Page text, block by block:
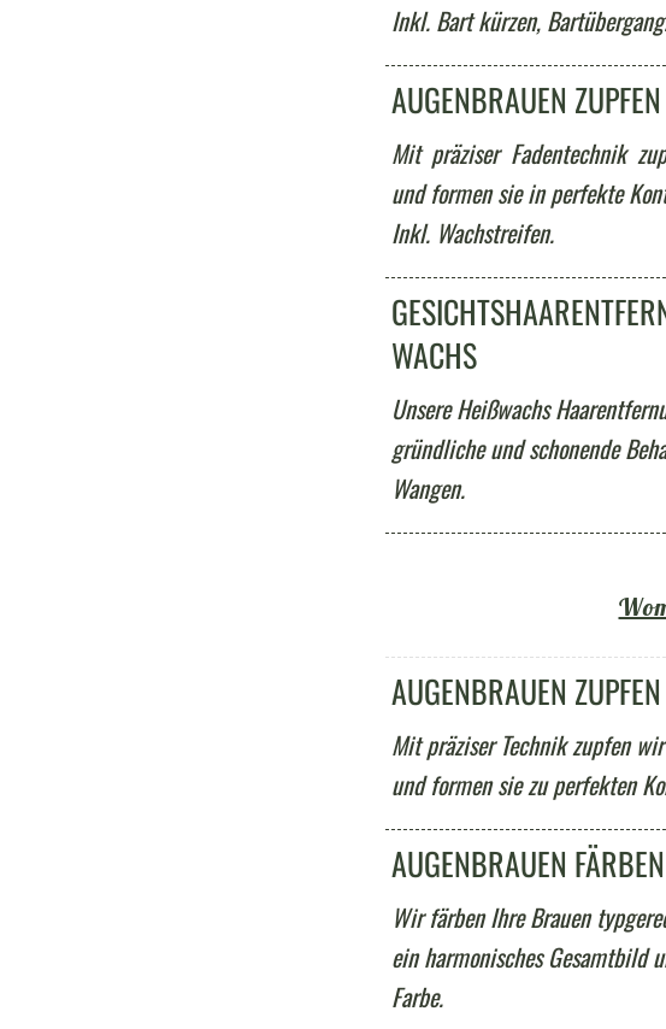
Inkl. Bart kürzen,
AUGENBRAUEN ZUPFEN
Mit präziser Fadentechnik
und formen sie in perfekte
Inkl. Wachstreifen.
WACHS
Unsere Heißwachs
gründliche und schonende
Wangen.
AUGENBRAUEN ZUPFEN
Mit präziser Technik zupfen
und formen sie zu perfekten
AUGENBRAUEN FÄRBEN
Wir färben Ihre Brauen
ein harmonisches Gesamtbild
Farbe.